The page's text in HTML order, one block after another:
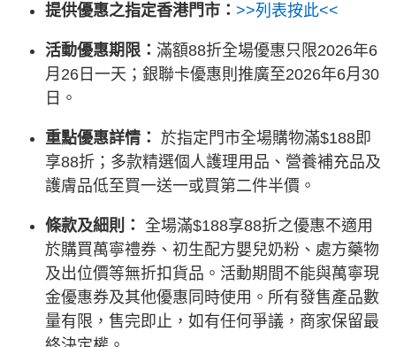
提供優惠之指定香港門市： >>列表按此<<
活動優惠期限： 滿額88折全場優惠只限2026年6
月26日一天；銀聯卡優惠則推廣至2026年6月30
日。
重點優惠詳情： 於指定門市全場購物滿$188即
享88折；多款精選個人護理用品、營養補充品及
護膚品低至買一送一或買第二件半價。
條款及細則：
全場滿$188享88折之優惠不適用
於購買萬寧禮券、初生配方嬰兒奶粉、處方藥物
及出位價等無折扣貨品。活動期間不能與萬寧現
金優惠券及其他優惠同時使用。所有發售產品數
量有限，售完即止，如有任何爭議，商家保留最